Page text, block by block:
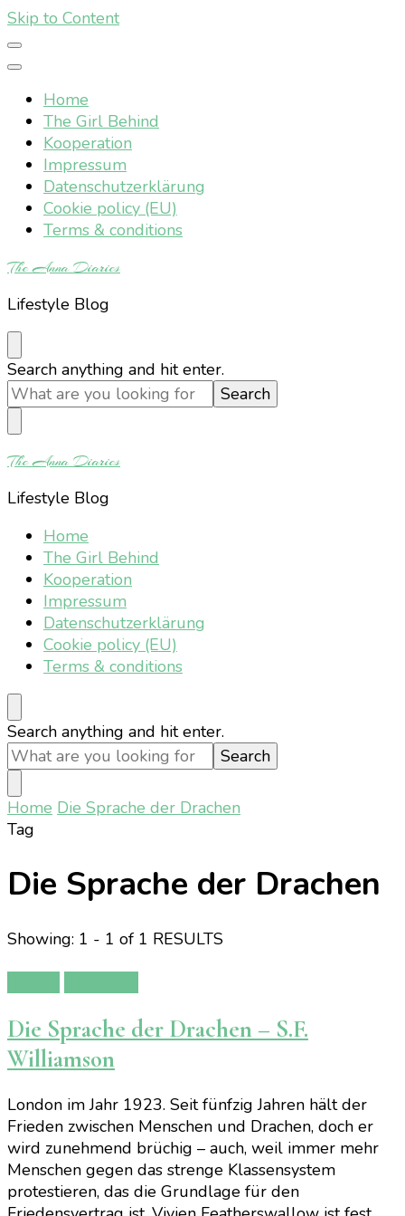
Skip to Content
Home
The Girl Behind
Kooperation
Impressum
Datenschutzerklärung
Cookie policy (EU)
Terms & conditions
The Anna Diaries
Lifestyle Blog
Looking
for
Something?
Search anything and hit enter.
The Anna Diaries
Lifestyle Blog
Home
The Girl Behind
Kooperation
Impressum
Datenschutzerklärung
Cookie policy (EU)
Terms & conditions
Looking
for
Something?
Search anything and hit enter.
Home Die Sprache der Drachen
Tag
Die Sprache der Drachen
Showing: 1 - 1 of 1 RESULTS
Die Sprache der Drachen – S.F.
Williamson
London im Jahr 1923. Seit fünfzig Jahren hält der
Frieden zwischen Menschen und Drachen, doch er
wird zunehmend brüchig – auch, weil immer mehr
Menschen gegen das strenge Klassensystem
protestieren, das die Grundlage für den